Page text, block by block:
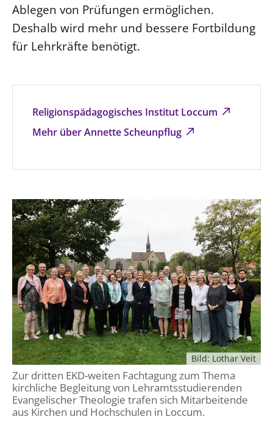
Religionspädagogisches Institut Loccum
Mehr über Annette Scheunpflug
Ablegen von Prüfungen ermöglichen.
Deshalb wird mehr und bessere Fortbildung
für Lehrkräfte benötigt.
Bild: Lothar Veit
Zur dritten EKD-weiten Fachtagung zum Thema
kirchliche Begleitung von Lehramtsstudierenden
Evangelischer Theologie trafen sich Mitarbeitende
aus Kirchen und Hochschulen in Loccum.